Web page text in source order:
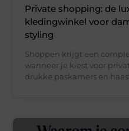
Private shopping: de
kledingwinkel voor
styling
Shoppen krijgt een
wanneer je kiest voor
drukke paskamers en